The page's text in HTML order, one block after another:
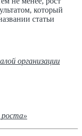
который
статьи
организации